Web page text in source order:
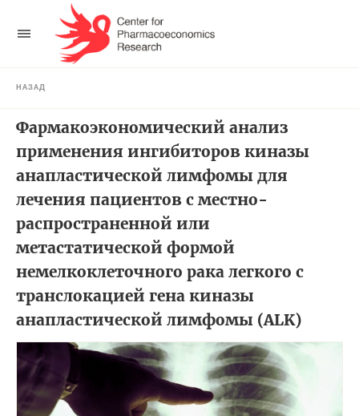
НАЗАД
Фармакоэкономический анализ
применения ингибиторов киназы
анапластической лимфомы для
лечения пациентов с местно-
распространенной или
метастатической формой
немелкоклеточного рака легкого с
транслокацией гена киназы
анапластической лимфомы (ALK)